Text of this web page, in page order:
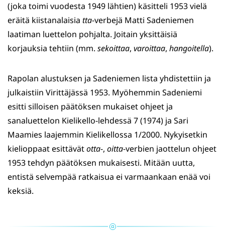
(joka toimi vuodesta 1949 lähtien) käsitteli 1953 vielä
eräitä kiistanalaisia tta-verbejä Matti Sadeniemen
laatiman luettelon pohjalta. Joitain yksittäisiä
korjauksia tehtiin (mm. sekoittaa, varoittaa, hangoitella).
Rapolan alustuksen ja Sadeniemen lista yhdistettiin ja
julkaistiin Virittäjässä 1953. Myöhemmin Sadeniemi
esitti silloisen päätöksen mukaiset ohjeet ja
sanaluettelon Kielikello-lehdessä 7 (1974) ja Sari
Maamies laajemmin Kielikellossa 1/2000. Nykyisetkin
kielioppaat esittävätotta-, oitta-verbien jaottelun ohjeet
1953 tehdyn päätöksen mukaisesti. Mitään uutta,
entistä selvempää ratkaisua ei varmaankaan enää voi
keksiä.